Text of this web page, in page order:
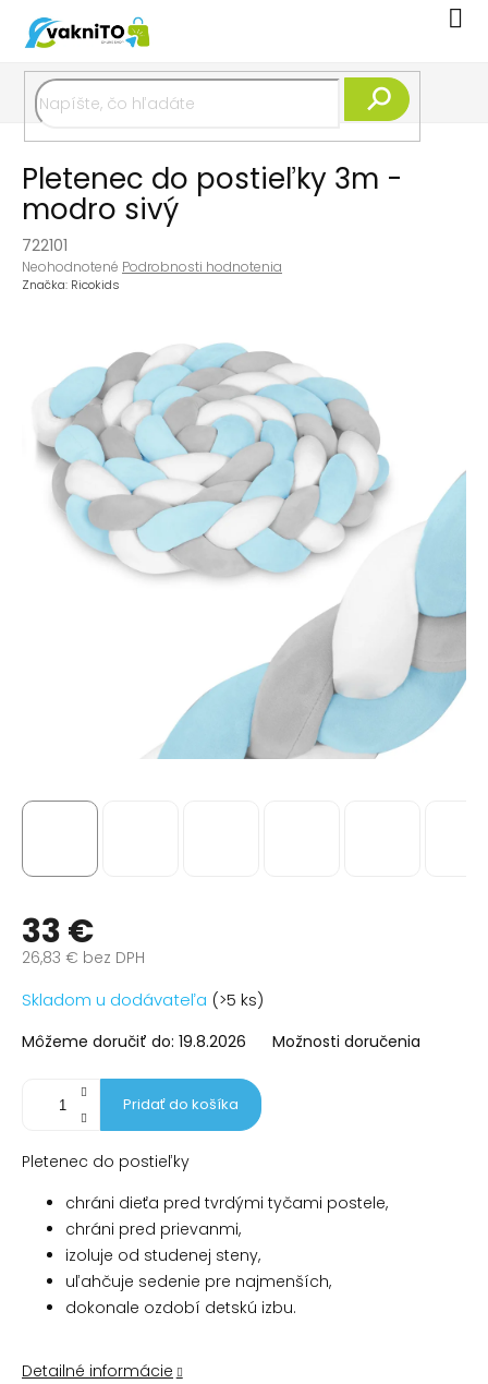
obsah
Pletenec do postieľky 3m -
modro sivý
722101
Priemerné
hodnotenie
hviezdičiek.
Neohodnotené Podrobnosti hodnotenia
Značka: Ricokids
33 €
26,83 € bez DPH
Jednotková
cena:
Skladom u dodávateľa (>5 ks)
Môžeme doručiť do: 19.8.2026 Možnosti doručenia
Pridať do košíka
Pletenec do postieľky
chráni dieťa pred tvrdými tyčami postele,
chráni pred prievanmi,
izoluje od studenej steny,
uľahčuje sedenie pre najmenších,
dokonale ozdobí detskú izbu.
Detailné informácie